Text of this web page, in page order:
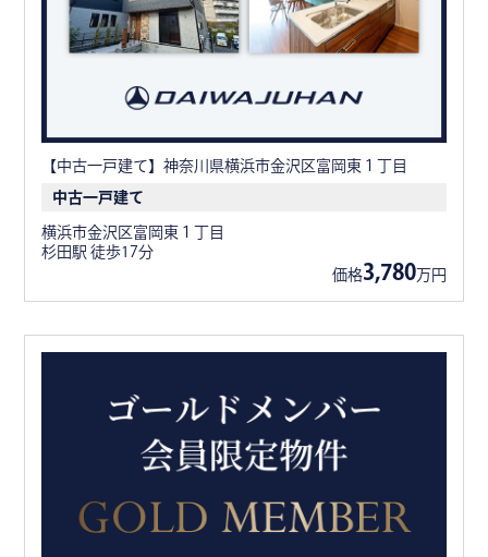
【中古一戸建て】神奈川県横浜市金沢区富岡東１丁目
中古一戸建て
横浜市金沢区富岡東１丁目
杉田駅 徒歩17分
価格3,780万円